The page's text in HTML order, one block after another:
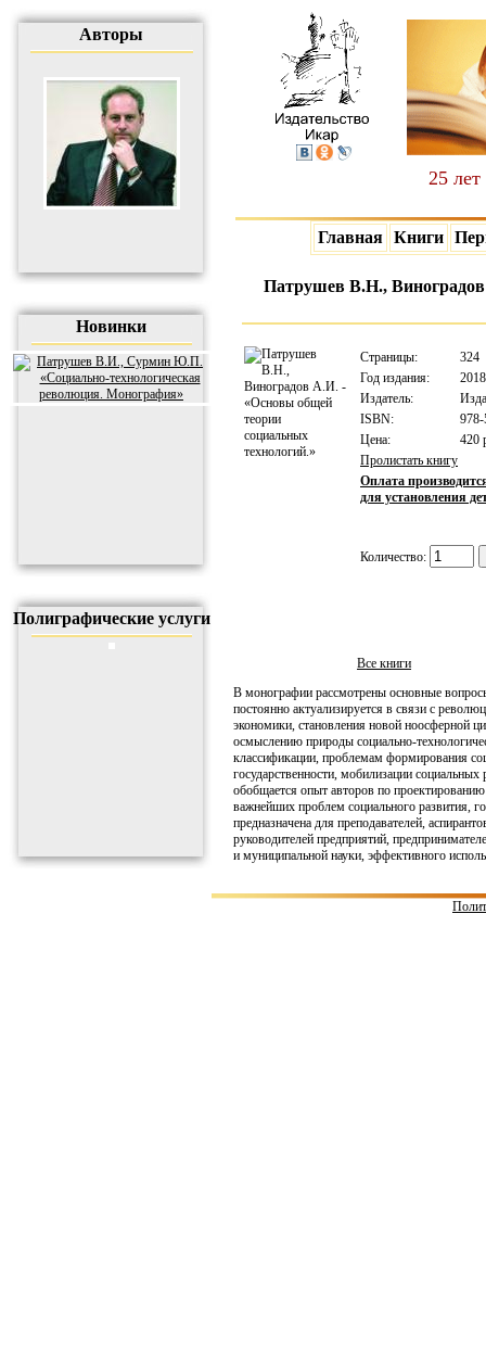
Авторы
Новинки
Полиграфические услуги
25
Главная Книги
Патрушев В.Н.,
Страницы:
324
Год издания:
2018
Издатель:
ISBN:
Цена:
420
Пролистать книгу
Оплата
для установления
Количество:
Все книги
В монографии рассмотрены основные
постоянно актуализируется в связи с
экономики, становления новой ноосферной
осмыслению природы социально-
классификации, проблемам формирования
государственности, мобилизации
обобщается опыт авторов по
важнейших проблем социального развития,
предназначена для преподавателей,
руководителей предприятий,
и муниципальной науки, эффективного